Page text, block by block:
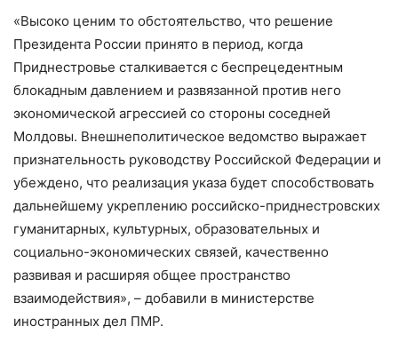
«Высоко ценим то обстоятельство, что решение
Президента России принято в период, когда
Приднестровье сталкивается с беспрецедентным
блокадным давлением и развязанной против него
экономической агрессией со стороны соседней
Молдовы. Внешнеполитическое ведомство выражает
признательность руководству Российской Федерации и
убеждено, что реализация указа будет способствовать
дальнейшему укреплению российско-приднестровских
гуманитарных, культурных, образовательных и
социально-экономических связей, качественно
развивая и расширяя общее пространство
взаимодействия», – добавили в министерстве
иностранных дел ПМР.